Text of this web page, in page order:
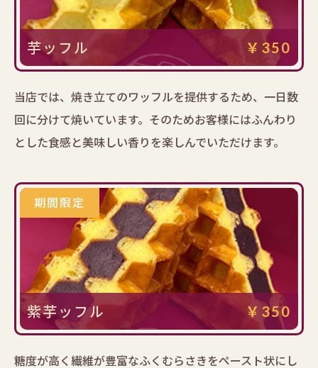
芋ッフル ￥350
当店では、焼き立てのワッフルを提供するため、一日数
回に分けて焼いています。そのためお客様にはふんわり
とした食感と美味しい香りを楽しんでいただけます。
期間限定
紫芋ッフル ￥350
糖度が高く繊維が豊富なふくむらさきをペースト状にし